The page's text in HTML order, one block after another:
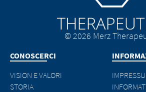
© 2026 Merz
CONOSCERCI
VISION E VALORI
STORIA
CONTINUE TOURL
qualsiasi contenuto illecito
siti collegati.
CONTINUE TO